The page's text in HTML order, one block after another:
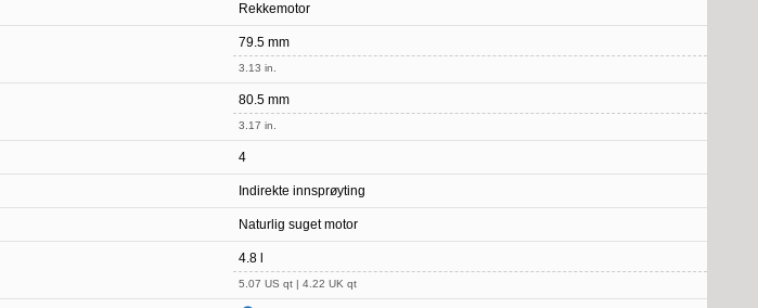
Rekkemotor
79.5 mm
3.13 in.
80.5 mm
3.17 in.
4
Indirekte innsprøyting
Naturlig suget motor
4.8 l
5.07 US qt | 4.22 UK qt